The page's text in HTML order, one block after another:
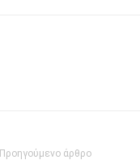
Προηγούμενο άρθρο